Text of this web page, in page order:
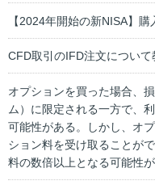
【2024年開始の新NISA】
CFD取引のIFD注文について
オプションを買った場合、
ム）に限定される一方で、
可能性がある。しかし、オ
ション料を受け取ることが
料の数倍以上となる可能性が